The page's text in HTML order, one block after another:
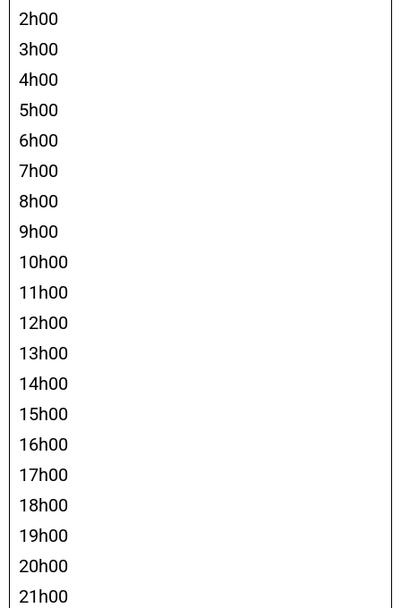
2h00
3h00
4h00
5h00
6h00
7h00
8h00
9h00
10h00
11h00
12h00
13h00
14h00
15h00
16h00
17h00
18h00
19h00
20h00
21h00